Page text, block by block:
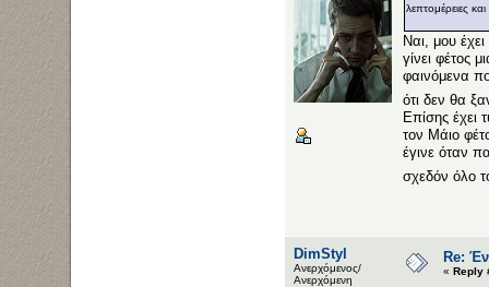
λεπτομέρειες
Ναι, μου
γίνει φέτος
φαινόμενα
ότι δεν θα
Επίσης έχει
τον Μάιο
έγινε όταν
σχεδόν όλο
DimStyl
Ανερχόμενος/
Ανερχόμενη
Re:
« Reply